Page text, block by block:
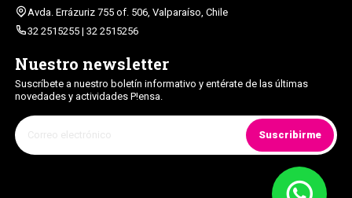
Avda. Errázuriz 755 of. 506, Valparaíso, Chile
32 2515255 | 32 2515256
Nuestro newsletter
Suscríbete a nuestro boletín informativo y entérate de las últimas
novedades y actividades P!ensa.
Suscribirme